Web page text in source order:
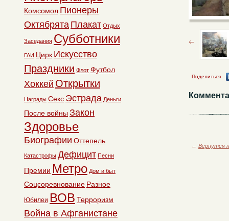
Поделиться
← Вернутся
Комсомол Пионеры
Октябрята Плакат Отдых
Заседания Субботники
ГАИ Цирк Искусство
Праздники Флот Футбол
Хоккей Открытки
Награды Секс Эстрада Деньги
После войны Закон
Здоровье
Биографии Оттепель
Катастрофы Дефицит Песни
Премии Метро Дом и быт
Соцсоревнование Разное
Юбилеи ВОВ Терроризм
Война в Афганистане